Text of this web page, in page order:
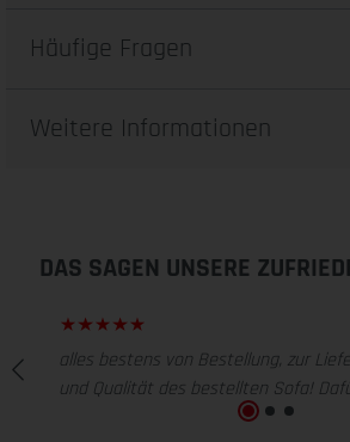
Häufige Fragen
Weitere Informationen
DAS SAGEN UNSERE
alles bestens von Bestellung, zur
und Qualität des bestellten Sofa!